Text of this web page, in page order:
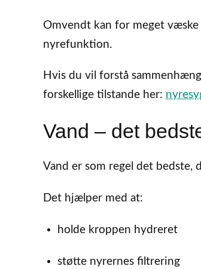
Omvendt kan for meget
nyrefunktion.
Hvis du vil forstå
forskellige tilstande her:
Vand – det
Vand er som regel det bedste,
Det hjælper med at:
holde kroppen hydreret
støtte nyrernes filtrering